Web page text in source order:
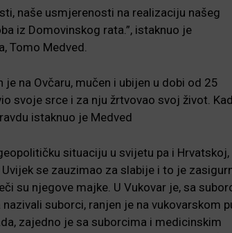
naše usmjerenosti na realizaciju našeg
iz Domovinskog rata.”, istaknuo je
Tomo Medved.
na Ovčaru, mučen i ubijen u dobi od 25
svoje srce i za nju žrtvovao svoj život.
istaknuo je Medved
situaciju u svijetu pa i Hrvatskoj,
se zauzimao za slabije i to je
su njegove majke. U Vukovar je, sa
suborci, ranjen je na vukovarskom
zajedno je sa suborcima i medicinskim